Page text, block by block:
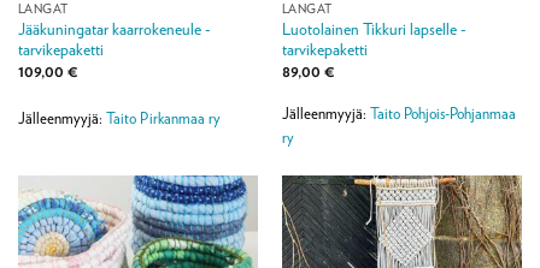
LANGAT
Jääkuningatar kaarrokeneule -
tarvikepaketti
109,00 €
Jälleenmyyjä: Taito Pirkanmaa ry
LANGAT
Luotolainen Tikkuri lapselle -
tarvikepaketti
89,00 €
Jälleenmyyjä: Taito Pohjois-Pohjanmaa
ry